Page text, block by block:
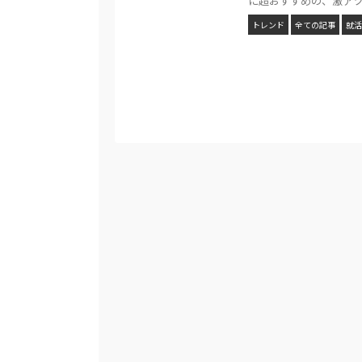
トレンド 全ての記事 就活